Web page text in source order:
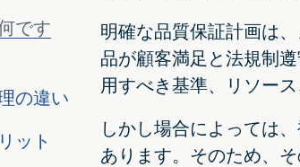
です
の違い
ット
明確な品質保証計画は
品が顧客満足と法規制
用すべき基準、リソー
しかし場合によっては
あります。そのため、